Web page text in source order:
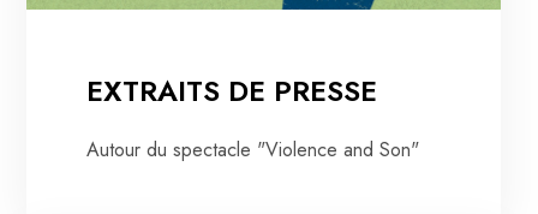
EXTRAITS DE PRESSE
Autour du spectacle "Violence and Son"